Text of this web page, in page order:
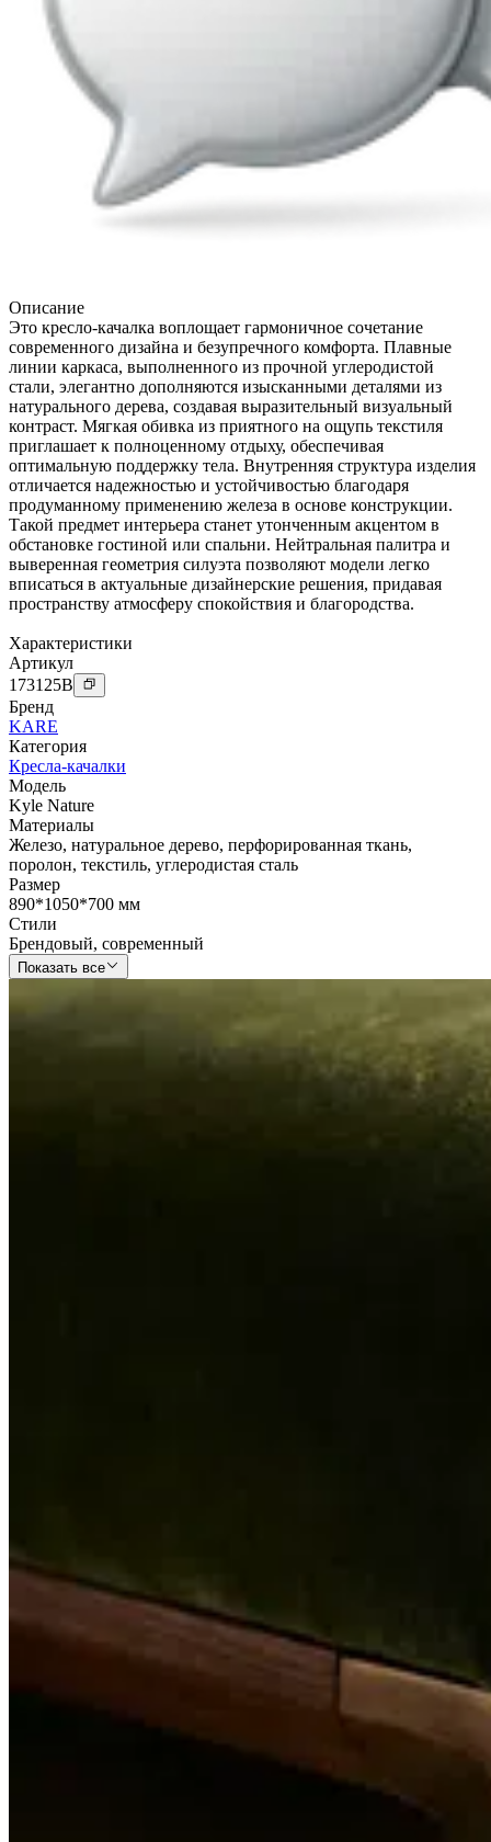
Описание
Это кресло-качалка воплощает гармоничное сочетание
современного дизайна и безупречного комфорта. Плавные
линии каркаса, выполненного из прочной углеродистой
стали, элегантно дополняются изысканными деталями из
натурального дерева, создавая выразительный визуальный
контраст. Мягкая обивка из приятного на ощупь текстиля
приглашает к полноценному отдыху, обеспечивая
оптимальную поддержку тела. Внутренняя структура изделия
отличается надежностью и устойчивостью благодаря
продуманному применению железа в основе конструкции.
Такой предмет интерьера станет утонченным акцентом в
обстановке гостиной или спальни. Нейтральная палитра и
выверенная геометрия силуэта позволяют модели легко
вписаться в актуальные дизайнерские решения, придавая
пространству атмосферу спокойствия и благородства.
Характеристики
Артикул
173125B
Бренд
KARE
Категория
Кресла-качалки
Модель
Kyle Nature
Материалы
Железо, натуральное дерево, перфорированная ткань,
поролон, текстиль, углеродистая сталь
Размер
890*1050*700 мм
Стили
Брендовый, современный
Показать все